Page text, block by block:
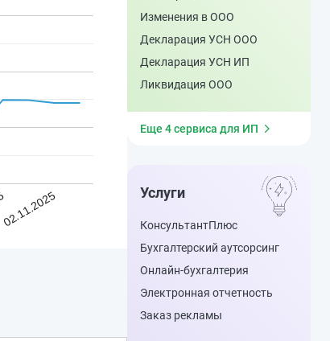
02.11.2025
Изменения в ООО
Декларация УСН ООО
Декларация УСН ИП
Ликвидация ООО
Еще 4 сервиса для ИП
Услуги
КонсультантПлюс
Бухгалтерский аутсорсинг
Онлайн-бухгалтерия
Электронная отчетность
Заказ рекламы